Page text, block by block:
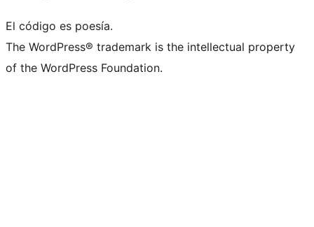
El código es poesía.
The WordPress® trademark is the intellectual property
of the WordPress Foundation.